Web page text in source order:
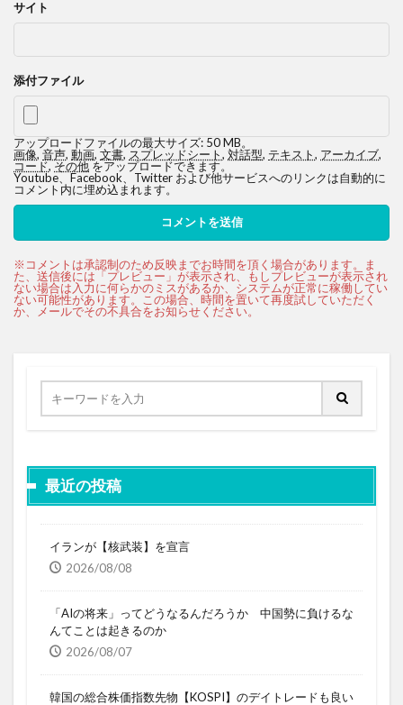
サイト
添付ファイル
アップロードファイルの最大サイズ: 50 MB。
画像, 音声, 動画, 文書, スプレッドシート, 対話型, テキスト, アーカイブ,
コード,その他をアップロードできます。
Youtube、Facebook、Twitter および他サービスへのリンクは自動的に
コメント内に埋め込まれます。
最近の投稿
イランが【核武装】を宣言
2026/08/08
「AIの将来」ってどうなるんだろうか 中国勢に負けるな
んてことは起きるのか
2026/08/07
韓国の総合株価指数先物【KOSPI】のデイトレードも良い